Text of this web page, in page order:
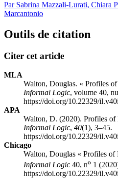
Par Sabrina Mazzali-Lurati, Chiara
Marcantonio
Outils de citation
Citer cet article
MLA
Walton, Douglas. « Profiles
Informal Logic, volume 40,
https://doi.org/10.22329/
APA
Walton, D. (2020). Profiles
Informal Logic, 40(1), 3–45.
https://doi.org/10.22329/
Chicago
Walton, Douglas « Profiles
Informal Logic 40, no 1
https://doi.org/10.22329/